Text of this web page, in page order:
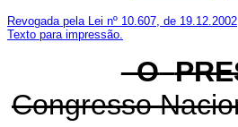
Revogada pela Lei nº 10.607, de 19.12.2002
Texto para impressão.
O
Congresso